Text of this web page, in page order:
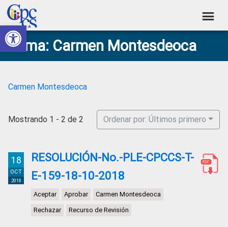
Abrir barra de herramientas
Skip
to
primary
navigation
Skip
to
main
content
Skip
to
primary
sidebar
Skip
to
footer
Consejo
de
Ciudadana
Control
Construyendo
Poder
Ciudadano
Tema: Carmen Montesdeoca
Carmen Montesdeoca
Mostrando 1 - 2 de 2 Ordenar por: Últimos primero
18
OCT
2018
RESOLUCIÓN-No.-PLE-CPCCS-T-
E-159-18-10-2018
Aceptar Aprobar Carmen Montesdeoca
Rechazar Recurso de Revisión